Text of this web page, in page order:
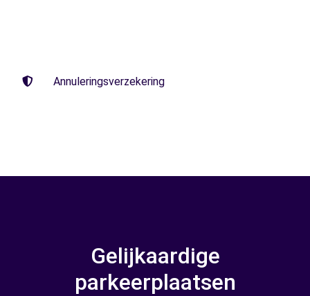
Annuleringsverzekering
Gelijkaardige
parkeerplaatsen